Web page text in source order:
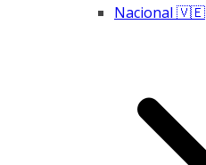
Nacional 🇻🇪